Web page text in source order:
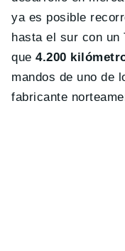
ya es posible
hasta el sur con un
que4.200
mandos de uno de
fabricante